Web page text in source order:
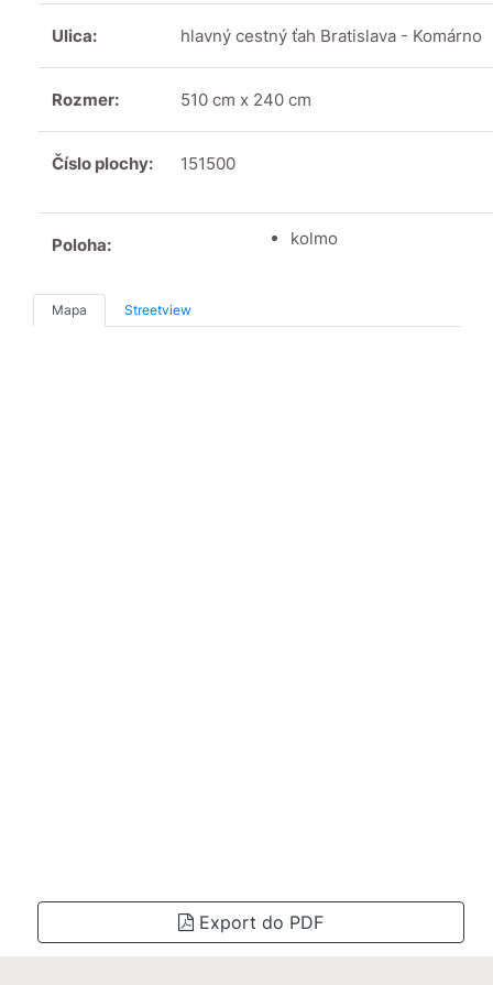
Ulica: hlavný cestný ťah Bratislava - Komárno
Rozmer: 510 cm x 240 cm
Číslo plochy: 151500
Poloha: kolmo
Mapa Streetview
Export do PDF